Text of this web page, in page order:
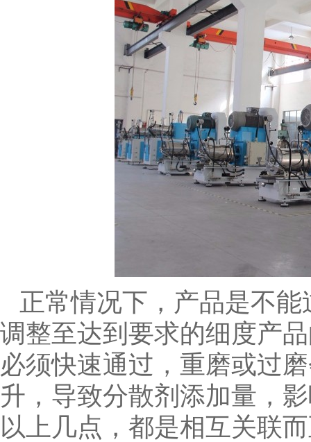
正常情况下，产品是不
调整至达到要求的细度产
必须快速通过，重磨或过
升，导致分散剂添加量，
以上几点，都是相互关联